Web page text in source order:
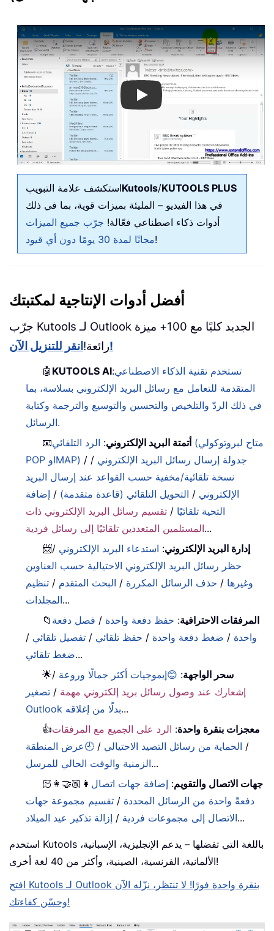
Play
استكشف علامة التبويبKutools/KUTOOLS PLUS
في هذا الفيديو – المليئة بميزات قوية، بما في ذلك
أدوات ذكاء اصطناعي فعّالة! جرّب جميع الميزات
مجانًا لمدة 30 يومًا دون أي قيود!
أفضل أدوات الإنتاجية لمكتبتك
جرّب Kutools لـ Outlook الجديد كليًا مع 100+ ميزة
رائعة!انقر للتنزيل الآن!
🤖 KUTOOLS AI:تستخدم تقنية الذكاء الاصطناعي
المتقدمة للتعامل مع رسائل البريد الإلكتروني بسلاسة، بما
في ذلك الردّ والتلخيص والتحسين والتوسيع والترجمة وكتابة
الرسائل.
📧
أتمتة البريد الإلكتروني: الرد التلقائي (متاح لبروتوكولي
POP وIMAP) / جدولة إرسال رسائل البريد الإلكتروني /
نسخة تلقائية/مخفية حسب القواعد عند إرسال البريد
الإلكتروني / التحويل التلقائي (قاعدة متقدمة) / إضافة
التحية تلقائيًا / تقسيم رسائل البريد الإلكتروني ذات
المستلمين المتعددين تلقائيًا إلى رسائل فردية...
📨
إدارة البريد الإلكتروني: استدعاء البريد الإلكتروني /
حظر رسائل البريد الإلكتروني الاحتيالية حسب العناوين
وغيرها / حذف الرسائل المكررة / البحث المتقدم / تنظيم
المجلدات...
📁
المرفقات الاحترافية: حفظ دفعة واحدة / فصل دفعة
واحدة / ضغط دفعة واحدة / حفظ تلقائي / تفصيل تلقائي /
ضغط تلقائي...
🌟
سحر الواجهة: 😊إيموجيات أكثر جمالًا وروعة /
إشعارك عند وصول رسائل بريد إلكتروني مهمة / تصغير
Outlook بدلًا من إغلاقه...
👍
معجزات بنقرة واحدة: الرد على الجميع مع المرفقات
/ الحماية من رسائل التصيد الاحتيالي / 🕘عرض المنطقة
الزمنية والوقت الحالي للمرسل...
👩🏼‍🤝‍👩🏻
جهات الاتصال والتقويم: إضافة جهات اتصال
دفعةً واحدة من الرسائل المحددة / تقسيم مجموعة جهات
الاتصال إلى مجموعات فردية / إزالة تذكير عيد الميلاد ...
استخدم Kutools باللغة التي تفضلها – يدعم الإنجليزية، الإسبانية،
الألمانية، الفرنسية، الصينية، وأكثر من 40 لغة أخرى!
افتح Kutools لـ Outlook بنقرة واحدة فورًا! لا تنتظر، نزّله الآن
وحسّن كفاءتك!